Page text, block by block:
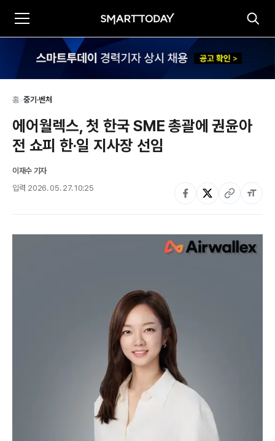
홈>중기·벤처
에어월렉스, 첫 한국 SME 총괄에 권윤아
전 쇼피 한·일 지사장 선임
이재수 기자
입력 2026. 05. 27. 10:25